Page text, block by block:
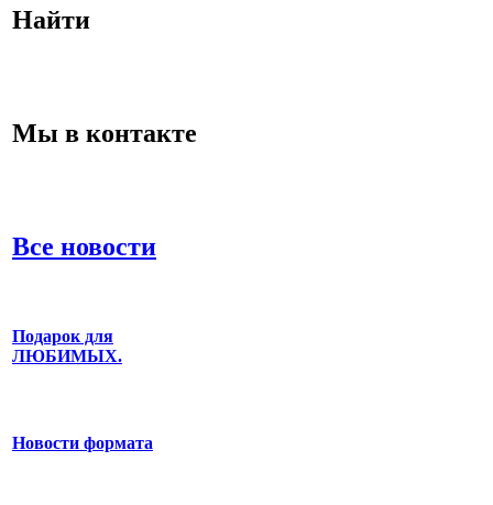
Найти
Мы в контакте
Все новости
Подарок для
ЛЮБИМЫХ.
Новости формата